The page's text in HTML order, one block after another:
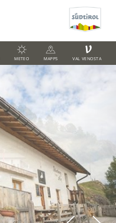
METEO MAPPS
V
VAL VENOSTA